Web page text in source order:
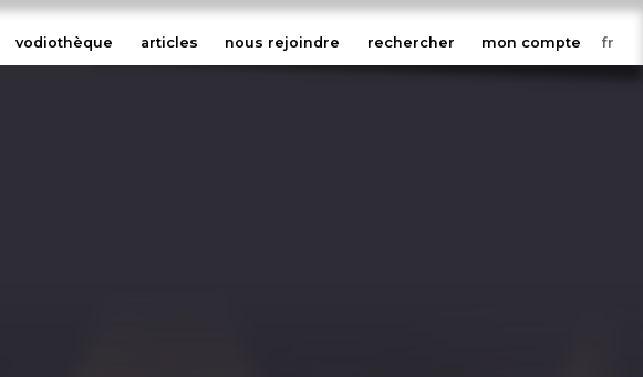
vodiothèque articles nous rejoindre rechercher mon compte